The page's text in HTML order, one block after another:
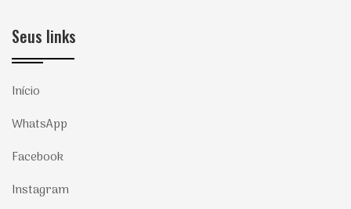
Seus links
Início
WhatsApp
Facebook
Instagram